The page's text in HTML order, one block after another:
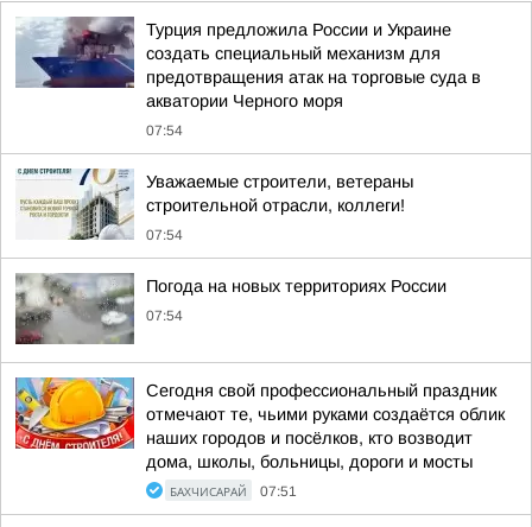
Турция предложила России и Украине
создать специальный механизм для
предотвращения атак на торговые суда в
акватории Черного моря
07:54
Уважаемые строители, ветераны
строительной отрасли, коллеги!
07:54
Погода на новых территориях России
07:54
Сегодня свой профессиональный праздник
отмечают те, чьими руками создаётся облик
наших городов и посёлков, кто возводит
дома, школы, больницы, дороги и мосты
БАХЧИСАРАЙ 07:51